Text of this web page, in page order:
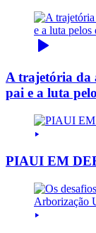
A trajetória da
pai e a luta
PIAUI EM